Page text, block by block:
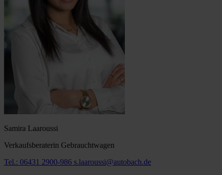
Samira Laaroussi
Verkaufsberaterin Gebrauchtwagen
Tel.: 06431 2900-986 s.laaroussi@autobach.de